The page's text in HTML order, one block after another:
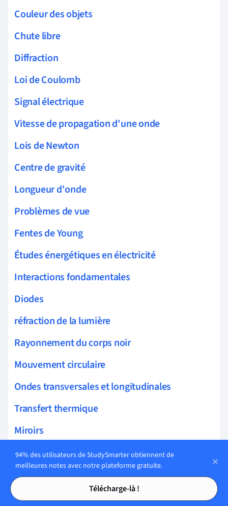
Tables des matières
Tables des matières
Couleur des objets
Chute libre
Diffraction
Loi de Coulomb
Signal électrique
Vitesse de propagation d'une onde
Lois de Newton
Centre de gravité
Longueur d'onde
Problèmes de vue
Fentes de Young
Études énergétiques en électricité
Interactions fondamentales
Diodes
réfraction de la lumière
Rayonnement du corps noir
Mouvement circulaire
Ondes transversales et longitudinales
Transfert thermique
Miroirs
Énergie
Force électrique, Champ, et Potentiel
électromagnétisme
94% des utilisateurs de StudySmarter obtiennent de
meilleures notes avec notre plateforme gratuite.
Télécharge-là !